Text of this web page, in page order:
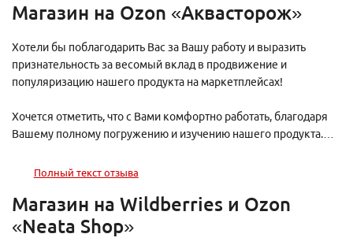
Полный текст отзыва
Магазин на Ozon «Аквасторож»
Хотели бы поблагодарить Вас за Вашу работу и выразить
признательность за весомый вклад в продвижение и
популяризацию нашего продукта на маркетплейсах!
Хочется отметить, что с Вами комфортно работать, благодаря
Вашему полному погружению и изучению нашего продукта.
учитывает наличие у нас ряда принципиальных и важных
Отдельный РЕСПЕКТ нашему персональному менеджеру —
Светлане! Она всегда на связи с нами, что позволяет
Магазин на Wildberries и Ozon
«Neata Shop»